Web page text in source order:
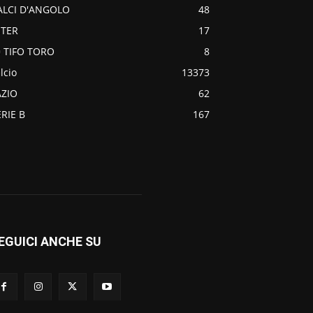
D'ANGOLO
48
17
TIFO TORO
8
13373
62
B
167
ANCHE SU